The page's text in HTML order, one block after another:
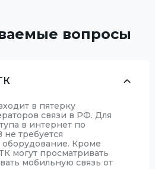
вопросы
в пятерку
связи в РФ. Для
в интернет по
не требуется
Кроме
могут просматривать
мобильную связь от